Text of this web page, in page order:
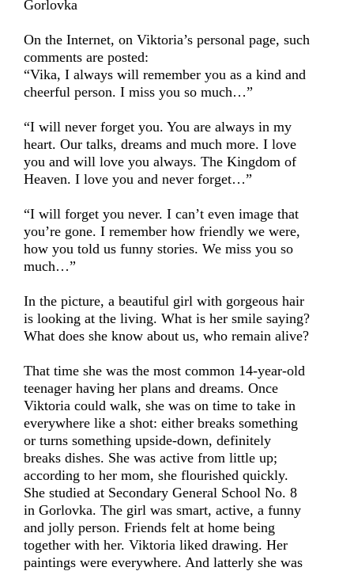
Gorlovka
On the Internet, on Viktoria’s personal page, such
comments are posted:
“Vika, I always will remember you as a kind and
cheerful person. I miss you so much…”
“I will never forget you. You are always in my
heart. Our talks, dreams and much more. I love
you and will love you always. The Kingdom of
Heaven. I love you and never forget…”
“I will forget you never. I can’t even image that
you’re gone. I remember how friendly we were,
how you told us funny stories. We miss you so
much…”
In the picture, a beautiful girl with gorgeous hair
is looking at the living. What is her smile saying?
What does she know about us, who remain alive?
That time she was the most common 14-year-old
teenager having her plans and dreams. Once
Viktoria could walk, she was on time to take in
everywhere like a shot: either breaks something
or turns something upside-down, definitely
breaks dishes. She was active from little up;
according to her mom, she flourished quickly.
She studied at Secondary General School No. 8
in Gorlovka. The girl was smart, active, a funny
and jolly person. Friends felt at home being
together with her. Viktoria liked drawing. Her
paintings were everywhere. And latterly she was